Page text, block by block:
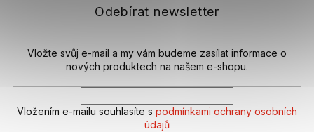
Odebírat newsletter
Vložte svůj e-mail a my vám budeme zasílat informace o
nových produktech na našem e-shopu.
Vložením e-mailu souhlasíte s podmínkami ochrany osobních
údajů